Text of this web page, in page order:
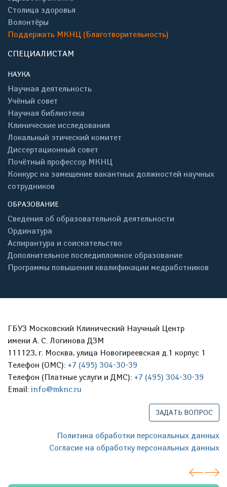
Столица здоровья
Волонтёры
Поддержать МКНЦ (Благотворительность)
СПЕЦИАЛИСТАМ
НАУКА
Научная деятельность
Учёный совет
Научная библиотека
Клинические исследования
Локальный этический комитет
Диссертационный совет
Почётный профессор МКНЦ
Конкурс на замещение вакантных должностей научных
сотрудников
ОБРАЗОВАНИЕ
Сведения об образовательной деятельности
Ординатура
Аспирантура и соискательство
Дополнительное последипломное образование
Программы повышения квалификации медработников
ГБУЗ Московский Клинический Научный Центр
имени А. С. Логинова ДЗМ
111123, г. Москва, улица Новогиреевская д.1 корпус 1
Телефон (ОМС): +7 (495) 304-30-39
Телефон (Платные услуги и ДМС): +7 (495) 304-30-39
Email: info@mknc.ru
ЗАДАТЬ ВОПРОС
Политика обработки персональных данных
Согласие на обработку персональных данных